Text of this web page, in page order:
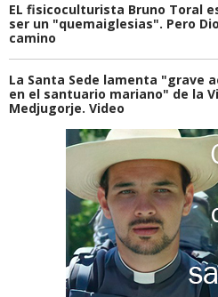
EL fisicoculturista Bruno Toral
ser un "quemaiglesias". Pero
camino
La Santa Sede lamenta "grave
en el santuario mariano" de la
Medjugorje. Video